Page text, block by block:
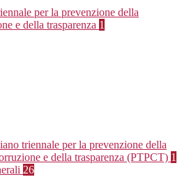
per la prevenzione della
e della trasparenza 1
triennale per la prevenzione della
e della trasparenza (PTPCT) 1
26